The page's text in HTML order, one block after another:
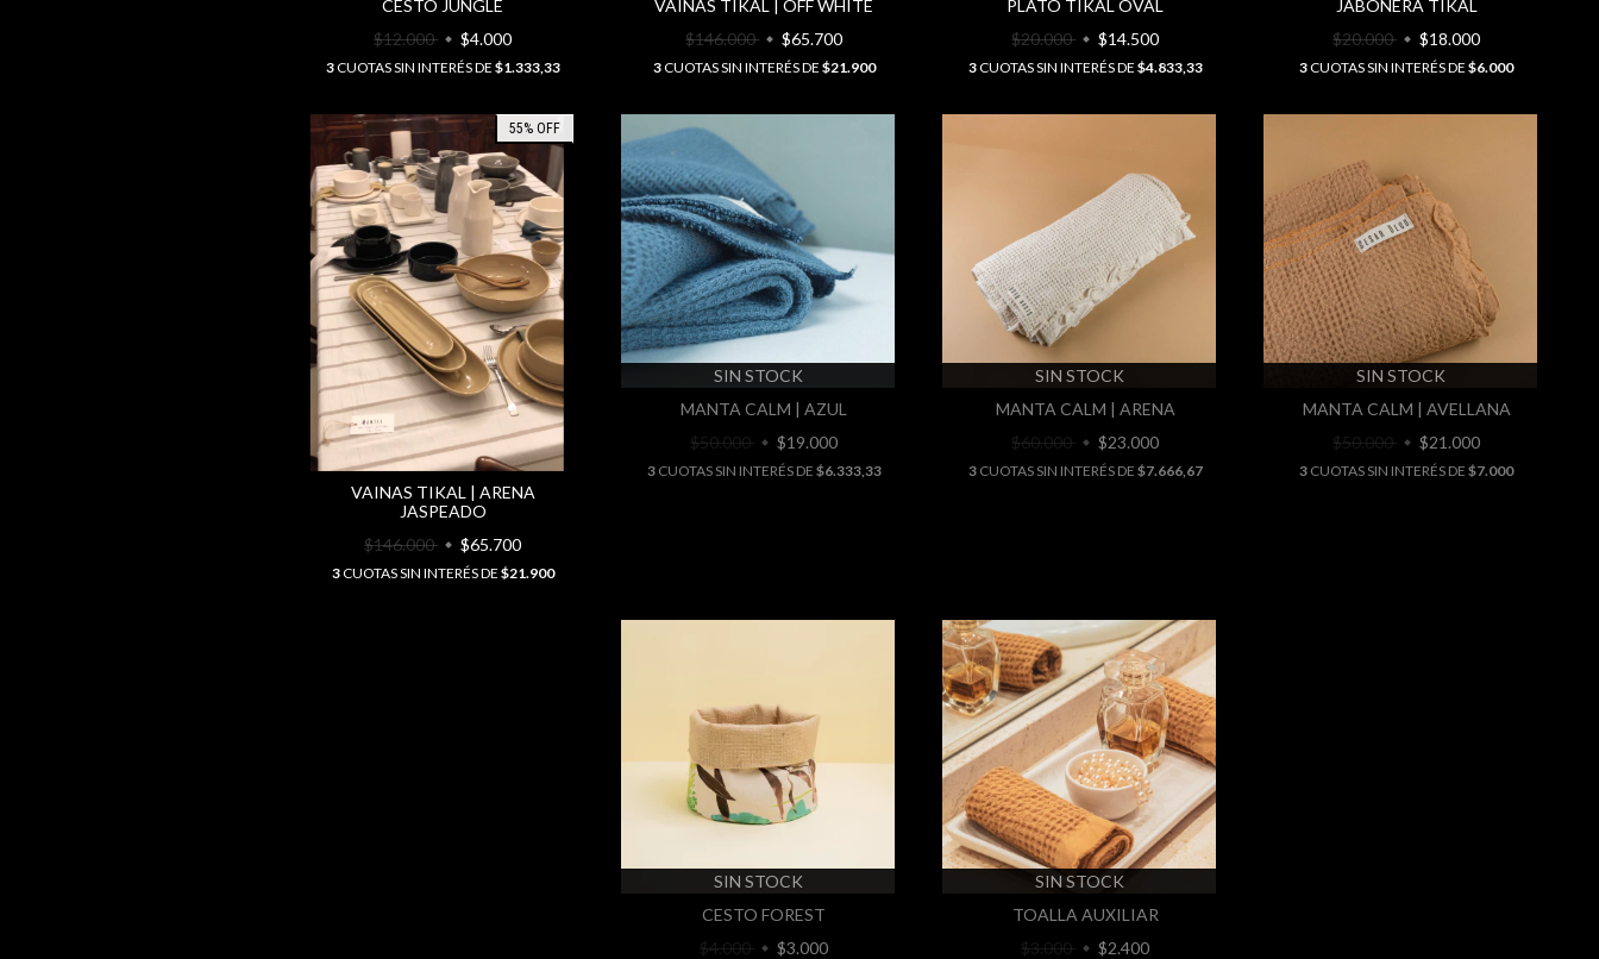
CESTO JUNGLE
$12.000
$4.000
3CUOTAS SIN INTERÉS DE $1.333,33
VAINAS TIKAL | OFF WHITE
$146.000
$65.700
3CUOTAS SIN INTERÉS DE $21.900
PLATO TIKAL OVAL
$20.000
$14.500
3CUOTAS SIN INTERÉS DE $4.833,33
JABONERA TIKAL
$20.000
$18.000
3CUOTAS SIN INTERÉS DE$6.000
55%OFF
VAINAS TIKAL | ARENA
JASPEADO
$146.000
$65.700
3CUOTAS SIN INTERÉS DE $21.900
SIN STOCK
MANTA CALM | AZUL
$50.000
$19.000
3CUOTAS SIN INTERÉS DE $6.333,33
SIN STOCK
MANTA CALM | ARENA
$60.000
$23.000
3CUOTAS SIN INTERÉS DE $7.666,67
SIN STOCK
MANTA CALM | AVELLANA
$50.000
$21.000
3 CUOTAS SIN INTERÉS DE$7.000
SIN STOCK
CESTO FOREST
$4.000
$3.000
SIN STOCK
TOALLA AUXILIAR
$3.000
$2.400